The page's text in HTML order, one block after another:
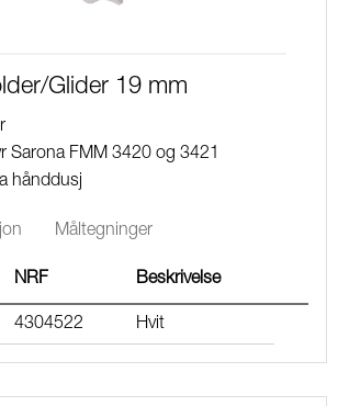
Glider 19 mm
Sarona FMM 3420 og 3421
hånddusj
Måltegninger
NRF Beskrivelse
4304522 Hvit